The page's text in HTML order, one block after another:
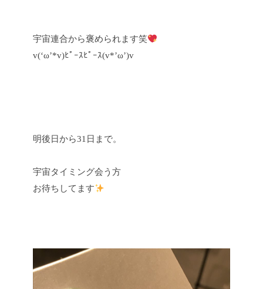
宇宙連合から褒められます笑
v(‘ω’*v)ﾋﾟｰｽﾋﾟｰｽ(v*’ω’)v
明後日から31日まで。
宇宙タイミング会う方
お待ちしてます